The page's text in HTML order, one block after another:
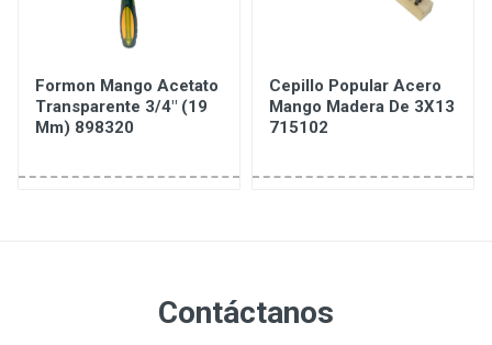
Formon Mango Acetato
Transparente 3/4" (19
Mm) 898320
Cepillo Popular Acero
Mango Madera De 3X13
715102
Contáctanos